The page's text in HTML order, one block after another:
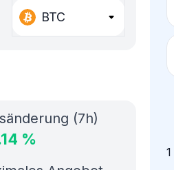
BTC
(7h)
%